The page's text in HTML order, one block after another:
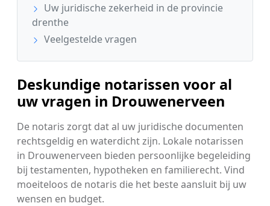
Uw juridische zekerheid in de provincie
drenthe
Veelgestelde vragen
Deskundige notarissen voor al
uw vragen in Drouwenerveen
De notaris zorgt dat al uw juridische documenten
rechtsgeldig en waterdicht zijn. Lokale notarissen
in Drouwenerveen bieden persoonlijke begeleiding
bij testamenten, hypotheken en familierecht. Vind
moeiteloos de notaris die het beste aansluit bij uw
wensen en budget.